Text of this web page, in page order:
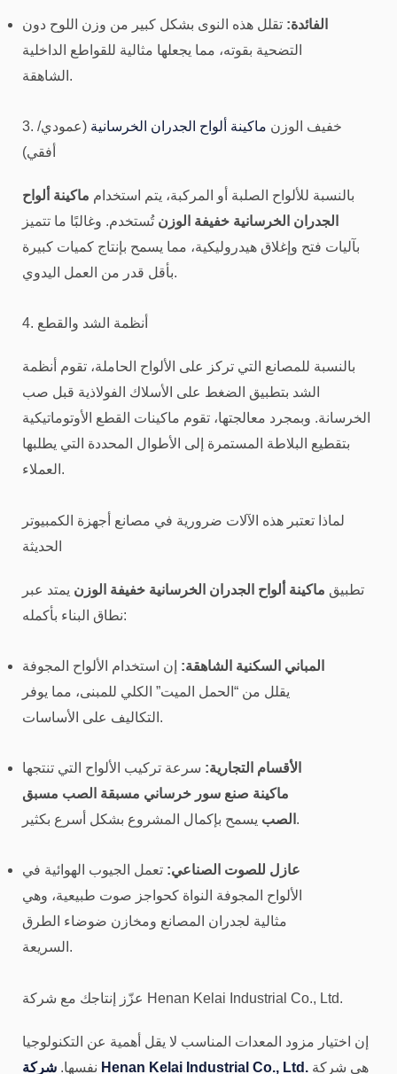
الفائدة: تقلل هذه النوى بشكل كبير من وزن اللوح دون
التضحية بقوته، مما يجعلها مثالية للقواطع الداخلية
الشاهقة.
3. خفيف الوزن ماكينة ألواح الجدران الخرسانية (عمودي/
أفقي)
بالنسبة للألواح الصلبة أو المركبة، يتم استخدام ماكينة ألواح
الجدران الخرسانية خفيفة الوزن تُستخدم. وغالبًا ما تتميز
بآليات فتح وإغلاق هيدروليكية، مما يسمح بإنتاج كميات كبيرة
بأقل قدر من العمل اليدوي.
4. أنظمة الشد والقطع
بالنسبة للمصانع التي تركز على الألواح الحاملة، تقوم أنظمة
الشد بتطبيق الضغط على الأسلاك الفولاذية قبل صب
الخرسانة. وبمجرد معالجتها، تقوم ماكينات القطع الأوتوماتيكية
بتقطيع البلاطة المستمرة إلى الأطوال المحددة التي يطلبها
العملاء.
لماذا تعتبر هذه الآلات ضرورية في مصانع أجهزة الكمبيوتر
الحديثة
تطبيق ماكينة ألواح الجدران الخرسانية خفيفة الوزن يمتد عبر
نطاق البناء بأكمله:
المباني السكنية الشاهقة: إن استخدام الألواح المجوفة
يقلل من “الحمل الميت” الكلي للمبنى، مما يوفر
التكاليف على الأساسات.
الأقسام التجارية: سرعة تركيب الألواح التي تنتجها
ماكينة صنع سور خرساني مسبقة الصب مسبق
الصب يسمح بإكمال المشروع بشكل أسرع بكثير.
عازل للصوت الصناعي: تعمل الجيوب الهوائية في
الألواح المجوفة النواة كحواجز صوت طبيعية، وهي
مثالية لجدران المصانع ومخازن ضوضاء الطرق
السريعة.
عزّز إنتاجك مع شركة Henan Kelai Industrial Co., Ltd.
إن اختيار مزود المعدات المناسب لا يقل أهمية عن التكنولوجيا
نفسها. شركة Henan Kelai Industrial Co., Ltd.